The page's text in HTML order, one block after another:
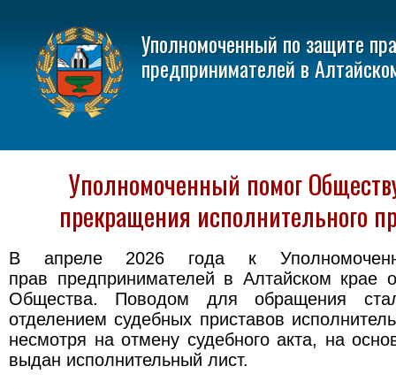
Уполномоченный по защите
предпринимателей в
Уполномоченный помог
прекращения исполнительного
В апреле 2026 года к
прав предпринимателей в Алтайском крае
Общества. Поводом для обращения
отделением судебных приставов
несмотря на отмену судебного акта, на
выдан исполнительный лист.